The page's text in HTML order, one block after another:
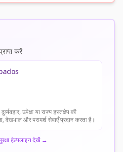
करें
उपेक्षा या राज्य हस्तक्षेप की
देखभाल और परामर्श सेवाएँ प्रदान करता है।
हेल्पलाइन देखें→